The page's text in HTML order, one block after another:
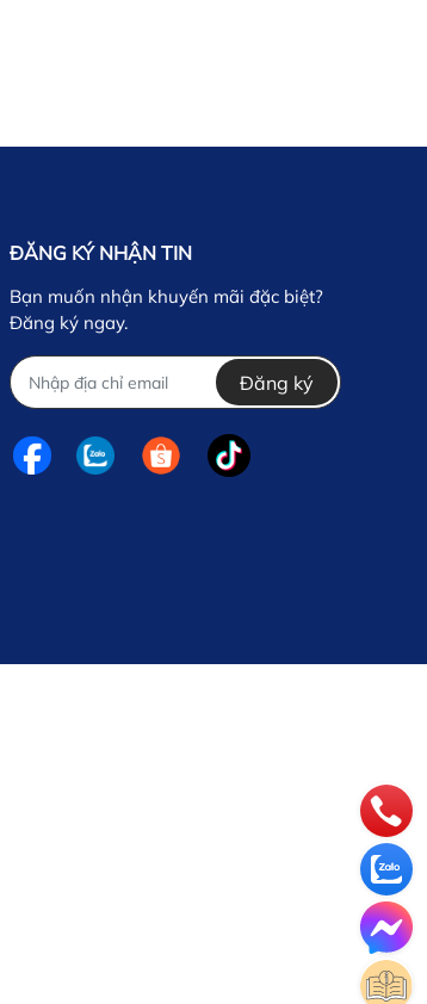
ĐĂNG KÝ NHẬN TIN
Bạn muốn nhận khuyến mãi đặc biệt?
Đăng ký ngay.
Đăng ký